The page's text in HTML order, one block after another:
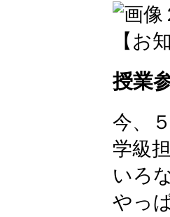
【お
授業
今、
学級
いろ
やっ